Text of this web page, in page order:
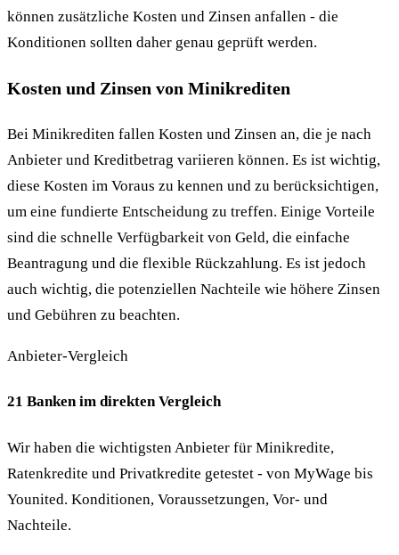
können zusätzliche Kosten und Zinsen anfallen - die
Konditionen sollten daher genau geprüft werden.
Kosten und Zinsen von Minikrediten
Bei Minikrediten fallen Kosten und Zinsen an, die je nach
Anbieter und Kreditbetrag variieren können. Es ist wichtig,
diese Kosten im Voraus zu kennen und zu berücksichtigen,
um eine fundierte Entscheidung zu treffen. Einige Vorteile
sind die schnelle Verfügbarkeit von Geld, die einfache
Beantragung und die flexible Rückzahlung. Es ist jedoch
auch wichtig, die potenziellen Nachteile wie höhere Zinsen
und Gebühren zu beachten.
Anbieter-Vergleich
21 Banken im direkten Vergleich
Wir haben die wichtigsten Anbieter für Minikredite,
Ratenkredite und Privatkredite getestet - von MyWage bis
Younited. Konditionen, Voraussetzungen, Vor- und
Nachteile.